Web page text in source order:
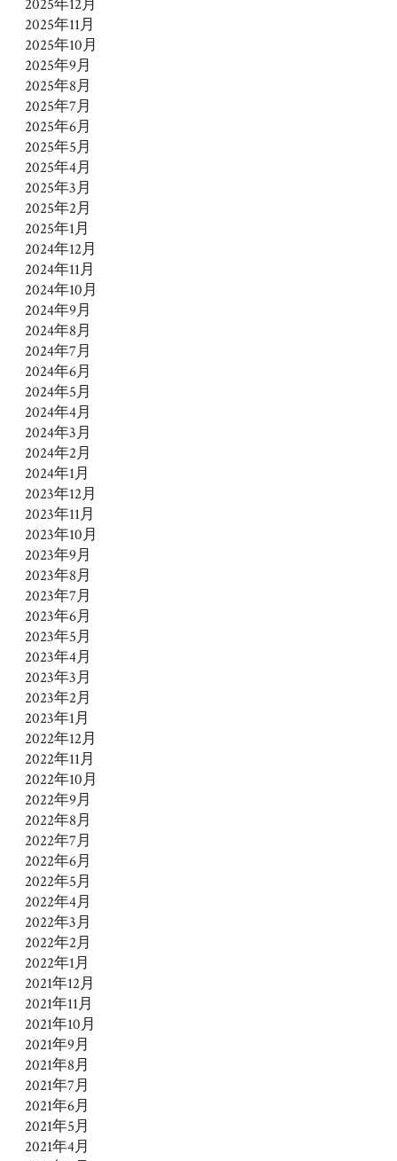
2025年12月
2025年11月
2025年10月
2025年9月
2025年8月
2025年7月
2025年6月
2025年5月
2025年4月
2025年3月
2025年2月
2025年1月
2024年12月
2024年11月
2024年10月
2024年9月
2024年8月
2024年7月
2024年6月
2024年5月
2024年4月
2024年3月
2024年2月
2024年1月
2023年12月
2023年11月
2023年10月
2023年9月
2023年8月
2023年7月
2023年6月
2023年5月
2023年4月
2023年3月
2023年2月
2023年1月
2022年12月
2022年11月
2022年10月
2022年9月
2022年8月
2022年7月
2022年6月
2022年5月
2022年4月
2022年3月
2022年2月
2022年1月
2021年12月
2021年11月
2021年10月
2021年9月
2021年8月
2021年7月
2021年6月
2021年5月
2021年4月